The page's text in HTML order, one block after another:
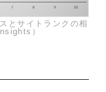
とサイトランクの相
）